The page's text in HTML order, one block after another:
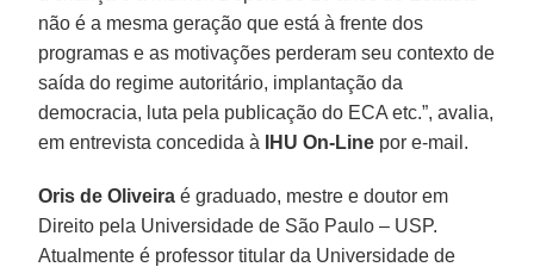
não é a mesma geração que está à frente dos
programas e as motivações perderam seu contexto de
saída do regime autoritário, implantação da
democracia, luta pela publicação do ECA etc.”, avalia,
em entrevista concedida à
IHU On-Line por e-mail.
Oris de Oliveira é graduado, mestre e doutor em
Direito pela Universidade de São Paulo – USP.
Atualmente é professor titular da Universidade de